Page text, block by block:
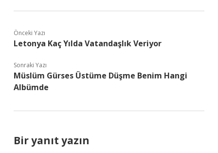
Önceki Yazı
Letonya Kaç Yılda Vatandaşlık Veriyor
Sonraki Yazı
Müslüm Gürses Üstüme Düşme Benim Hangi
Albümde
Bir yanıt yazın